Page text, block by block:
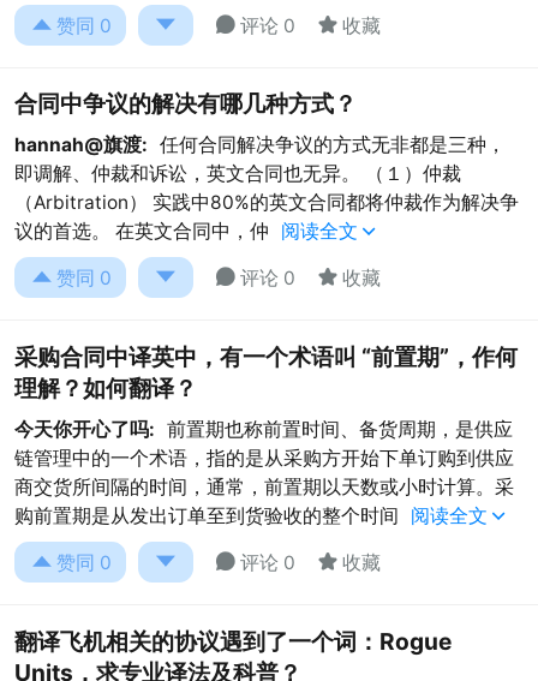
 赞同 0   评论 0  收藏
合同中争议的解决有哪几种方式？
hannah@旗渡: 任何合同解决争议的方式无非都是三种，
即调解、仲裁和诉讼，英文合同也无异。 （１）仲裁
（Arbitration） 实践中80%的英文合同都将仲裁作为解决争
议的首选。 在英文合同中，仲
阅读全文 
 赞同 0   评论 0  收藏
采购合同中译英中，有一个术语叫 “前置期”，作何
理解？如何翻译？
今天你开心了吗: 前置期也称前置时间、备货周期，是供应
链管理中的一个术语，指的是从采购方开始下单订购到供应
商交货所间隔的时间，通常，前置期以天数或小时计算。采
购前置期是从发出订单至到货验收的整个时间
阅读全文 
 赞同 0   评论 0  收藏
翻译飞机相关的协议遇到了一个词：Rogue
Units，求专业译法及科普？